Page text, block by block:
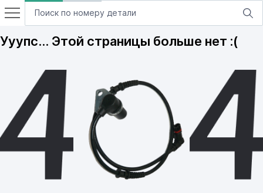
Ууупс… Этой страницы больше нет :(